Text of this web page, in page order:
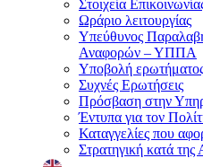
Στοιχεία
Ωράριο λειτουργίας
Υπεύθυνος
Αναφορών – ΥΠΠΑ
Υποβολή
Συχνές Ερωτήσεις
Πρόσβαση στην
Έντυπα για τον
Καταγγελίες που
Στρατηγική κατά της